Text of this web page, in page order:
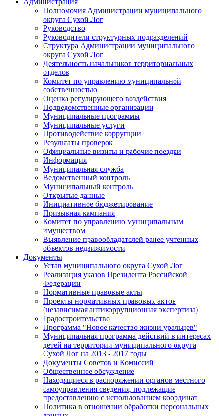
Администрация
Полномочия Администрации муниципального
округа Сухой Лог
Руководство
Руководители структурных подразделений
Структура Администрации муниципального
округа Сухой Лог
Деятельность начальников территориальных
отделов
Комитет по управлению муниципальной
собственностью
Оценка регулирующего воздействия
Подведомственные организации
Муниципальные программы
Муниципальные услуги
Противодействие коррупции
Результаты проверок
Официальные визиты и рабочие поездки
Информация
Муниципальная служба
Ведомственный контроль
Муниципальный контроль
Открытые данные
Инициативное бюджетирование
Призывная кампания
Комитет по управлению муниципальным
имуществом
Выявление правообладателей ранее учтенных
объектов недвижимости
Документы
Устав муниципального округа Сухой Лог
Реализация указов Президента Российской
Федерации
Нормативные правовые акты
Проекты нормативных правовых актов
(независимая антикоррупционная экспертиза)
Градостроительство
Программа "Новое качество жизни уральцев"
Муниципальная программа действий в интересах
детей на территории муниципального округа
Сухой Лог на 2013 - 2017 годы
Документы Советов и Комиссий
Общественное обсуждение
Находящиеся в распоряжении органов местного
самоуправления сведения, подлежащие
предоставлению с использованием координат
Политика в отношении обработки персональных